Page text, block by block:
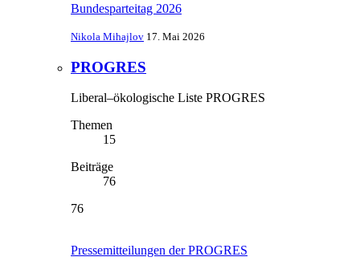
Bundesparteitag 2026
Nikola Mihajlov 17. Mai 2026
PROGRES
Liberal–ökologische Liste PROGRES
Themen
15
Beiträge
76
76
Pressemitteilungen der PROGRES